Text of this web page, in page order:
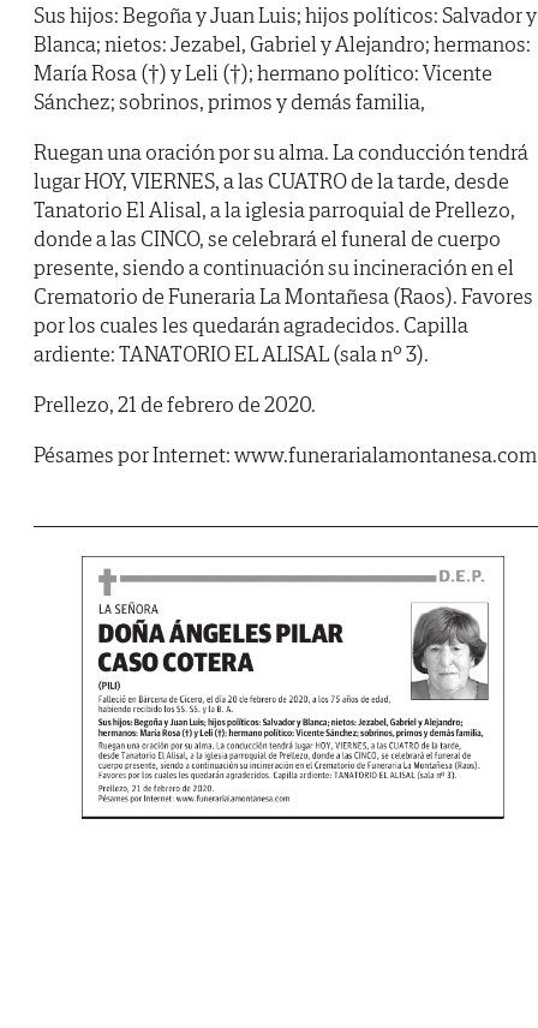
Sus hijos: Begoña y Juan Luis; hijos políticos: Salvador y
Blanca; nietos: Jezabel, Gabriel y Alejandro; hermanos:
María Rosa (†) y Leli (†); hermano político: Vicente
Sánchez; sobrinos, primos y demás familia,
Ruegan una oración por su alma. La conducción tendrá
lugar HOY, VIERNES, a las CUATRO de la tarde, desde
Tanatorio El Alisal, a la iglesia parroquial de Prellezo,
donde a las CINCO, se celebrará el funeral de cuerpo
presente, siendo a continuación su incineración en el
Crematorio de Funeraria La Montañesa (Raos). Favores
por los cuales les quedarán agradecidos. Capilla
ardiente: TANATORIO EL ALISAL (sala nº 3).
Prellezo, 21 de febrero de 2020.
Pésames por Internet: www.funerarialamontanesa.com